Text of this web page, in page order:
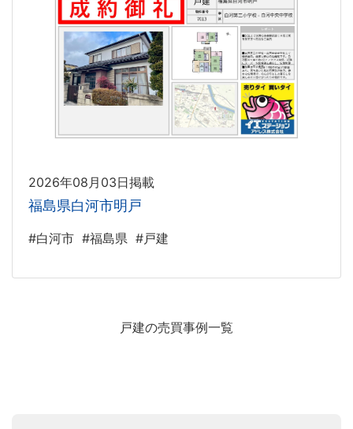
2026年08月03日掲載
福島県白河市明戸
#白河市 #福島県 #戸建
戸建の売買事例一覧